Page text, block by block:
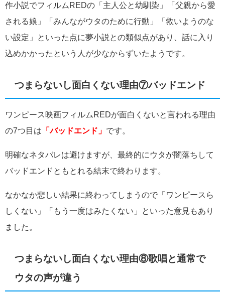
作小説でフィルムREDの「主人公と幼馴染」「父親から愛
される娘」「みんながウタのために行動」「救いようのな
い設定」といった点に夢小説との類似点があり、話に入り
込めかかったという人が少なからずいたようです。
つまらないし面白くない理由⑦バッドエンド
ワンピース映画フィルムREDが面白くないと言われる理由
の7つ目は 「バッドエンド」 です。
明確なネタバレは避けますが、最終的にウタが闇落ちして
バッドエンドともとれる結末で終わります。
なかなか悲しい結果に終わってしまうので「ワンピースら
しくない」「もう一度はみたくない」といった意見もあり
ました。
つまらないし面白くない理由⑧歌唱と通常で
ウタの声が違う